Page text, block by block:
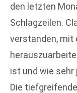
den letzten
Schlagzeilen.
verstanden, mit
ist und wie sehr
Die